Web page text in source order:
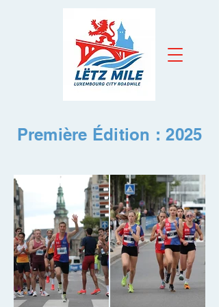
Première Édition : 2025